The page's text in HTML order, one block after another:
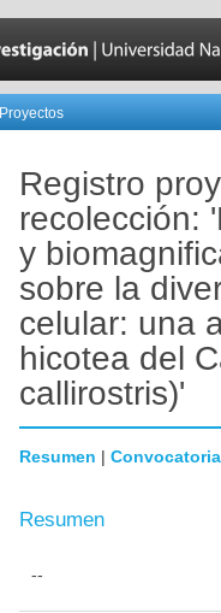
Proyectos
Registro
recolección:
y
sobre la
celular: una
hicotea del
callirostris)'
Resumen | Convocatoria
Resumen
--